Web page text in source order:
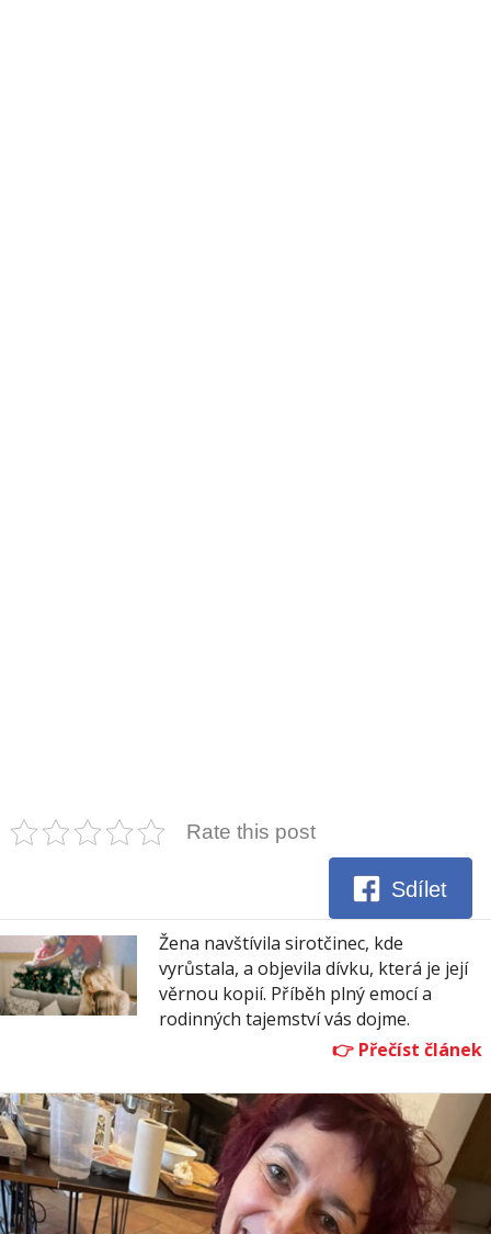
Rate this post
Sdílet
Žena navštívila sirotčinec, kde
vyrůstala, a objevila dívku, která je její
věrnou kopií. Příběh plný emocí a
rodinných tajemství vás dojme.